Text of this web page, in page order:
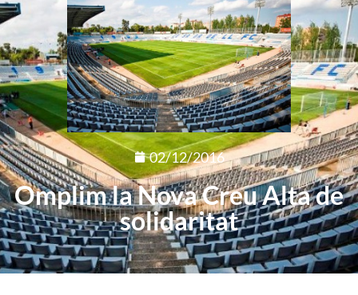
02/12/2016
Omplim la Nova Creu Alta de
solidaritat